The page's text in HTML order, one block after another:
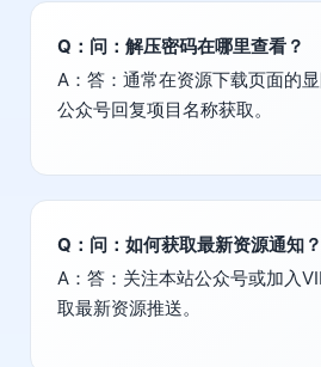
Q：问：解压密码在哪里查看？
A：答：通常在资源下载页面的
公众号回复项目名称获取。
Q：问：如何获取最新资源通知？
A：答：关注本站公众号或加入
取最新资源推送。